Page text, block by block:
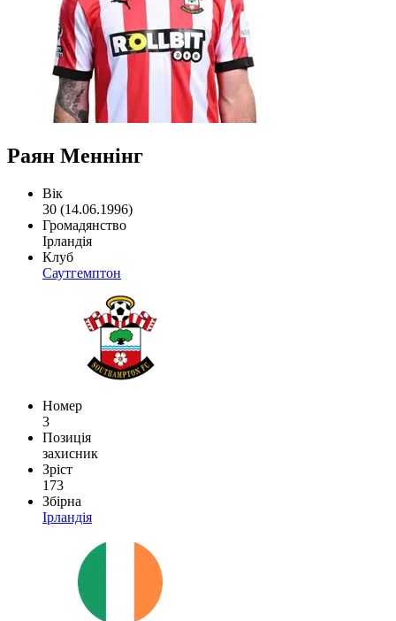
Раян Меннінг
Вік
30 (14.06.1996)
Громадянство
Ірландія
Клуб
Саутгемптон
Номер
3
Позиція
захисник
Зріст
173
Збірна
Ірландія